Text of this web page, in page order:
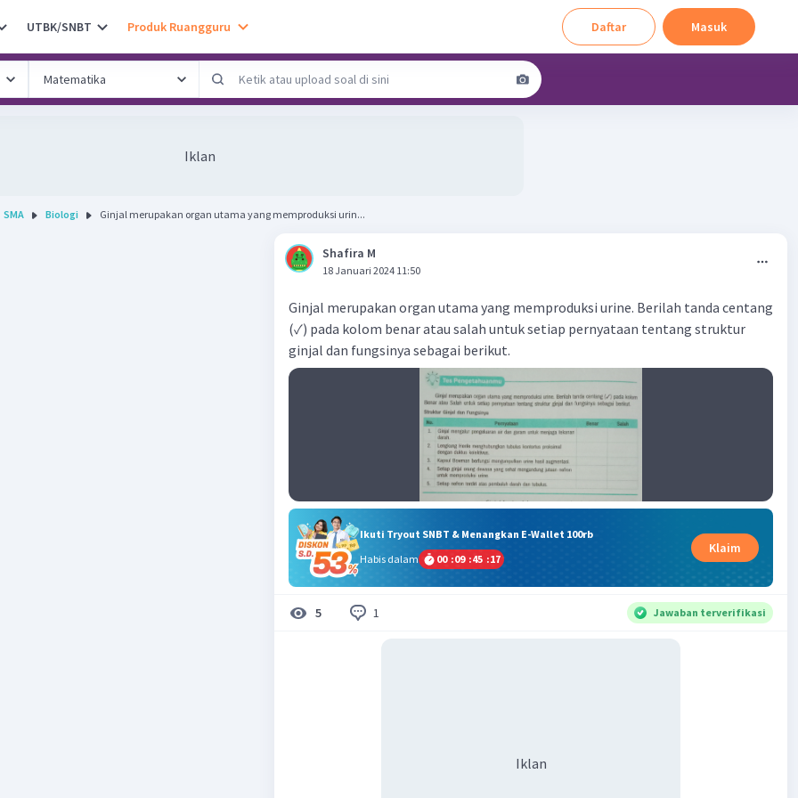
UTBK/SNBT Produk Ruangguru Daftar Masuk
Iklan
SMA Biologi Ginjal merupakan organ utama yang memproduksi urin...
Shafira M
18 Januari 2024 11:50
Ginjal merupakan organ utama yang memproduksi urine. Berilah tanda centang
(✓) pada kolom benar atau salah untuk setiap pernyataan tentang struktur
ginjal dan fungsinya sebagai berikut.
Ikuti Tryout SNBT & Menangkan E-Wallet 100rb
Habis dalam
00 :09 :45 :16
Klaim
5 1 Jawaban terverifikasi
Iklan